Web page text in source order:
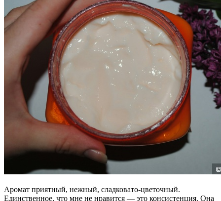
Аромат приятный, нежный, сладковато-цветочный.
Единственное, что мне не нравится — это консистенция. Она